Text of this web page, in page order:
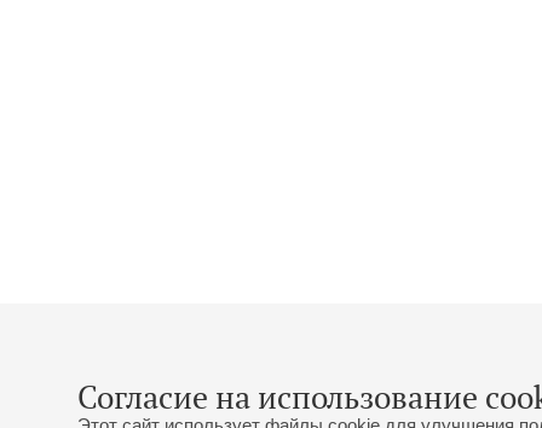
Согласие на использование